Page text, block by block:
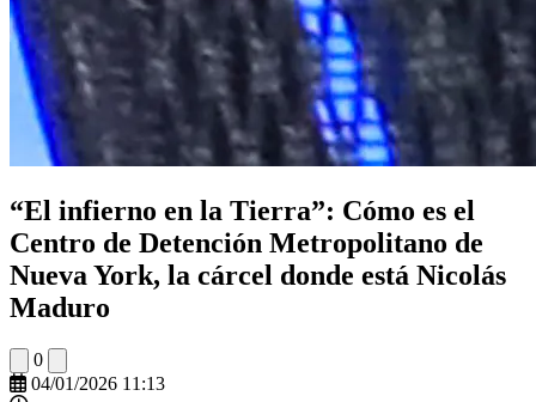
“El infierno en la Tierra”: Cómo es el
Centro de Detención Metropolitano de
Nueva York, la cárcel donde está Nicolás
Maduro
0
04/01/2026 11:13